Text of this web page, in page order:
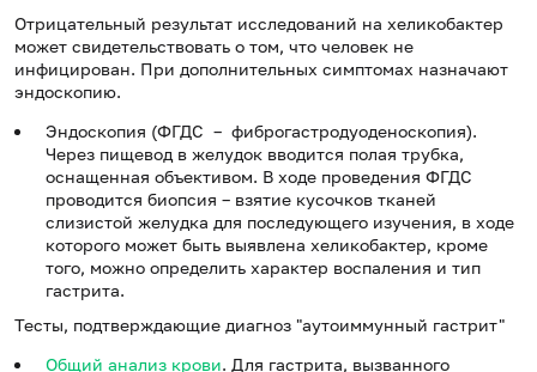
Отрицательный результат исследований на хеликобактер
может свидетельствовать о том, что человек не
инфицирован. При дополнительных симптомах назначают
эндоскопию.
Эндоскопия (ФГДС – фиброгастродуоденоскопия).
Через пищевод в желудок вводится полая трубка,
оснащенная объективом. В ходе проведения ФГДС
проводится биопсия – взятие кусочков тканей
слизистой желудка для последующего изучения, в ходе
которого может быть выявлена хеликобактер, кроме
того, можно определить характер воспаления и тип
гастрита.
Тесты, подтверждающие диагноз "аутоиммунный гастрит"
Общий анализ крови. Для гастрита, вызванного